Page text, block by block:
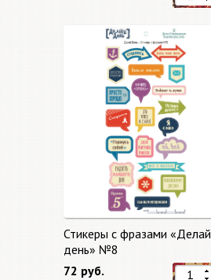
Стикеры с фразами «Делай
день» №8
72 руб.